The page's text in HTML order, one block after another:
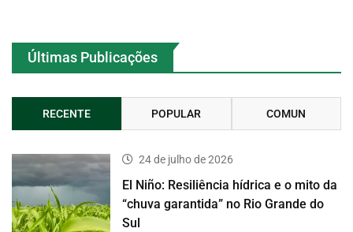
Últimas Publicações
RECENTE POPULAR COMUN
24 de julho de 2026
El Niño: Resiliência hídrica e o mito da
“chuva garantida” no Rio Grande do
Sul